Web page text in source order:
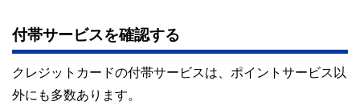
付帯サービスを確認する
クレジットカードの付帯サービスは、ポイントサービス以
外にも多数あります。